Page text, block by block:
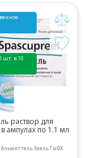
шт. в 10
раствор для
ампулах по 1.1 мл
Хеель ГмбХ